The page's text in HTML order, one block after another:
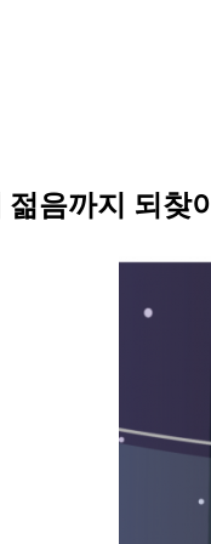
음까지 되찾